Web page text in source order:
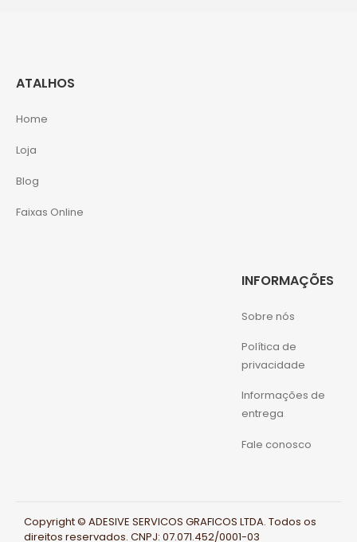
ATALHOS
Home
Loja
Blog
Faixas Online
INFORMAÇÕES
Sobre nós
Política de
privacidade
Informações de
entrega
Fale conosco
Copyright © ADESIVE SERVICOS GRAFICOS LTDA. Todos os
direitos reservados. CNPJ: 07.071.452/0001-03